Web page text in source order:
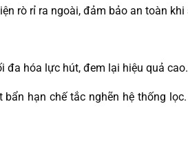
rò rỉ ra ngoài, đảm bảo an toàn khi
đa hóa lực hút, đem lại hiệu quả cao.
hạn chế tắc nghẽn hệ thống